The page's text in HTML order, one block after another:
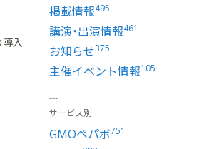
導入
掲載情報495
講演・出演情報461
お知らせ375
主催イベント情報105
サービス別
GMOペパボ751